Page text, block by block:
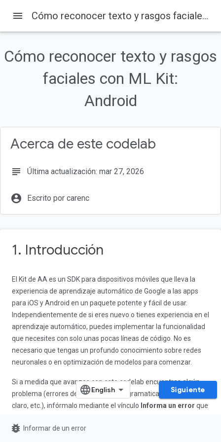
1. Introducción
¿Cómo funciona?
Qué compilarás
Qué aprenderás
menu Cómo reconocer texto y rasgos faciales con ML Kit: Android
Cómo reconocer texto y rasgos
faciales con ML Kit:
Android
Acerca de este codelab
subject Última actualización: mar 27, 2026
account_circle Escrito por carenc
1. Introducción
El Kit de AA es un SDK para dispositivos móviles que lleva la
experiencia de aprendizaje automático de Google a las apps
para iOS y Android en un paquete potente y fácil de usar.
Independientemente de si eres nuevo o tienes experiencia en el
aprendizaje automático, puedes implementar la funcionalidad
que necesites con solo unas pocas líneas de código. No es
necesario que tengas un profundo conocimiento sobre redes
neuronales o en optimización de modelos para comenzar.
Si a medida que avanzas con este codelab encuentras algún
problema (errores de código, errores gramaticales, texto poco
claro, etc.), infórmalo mediante el vínculo Informa un error que
Siguiente
bug_report Informar de un error